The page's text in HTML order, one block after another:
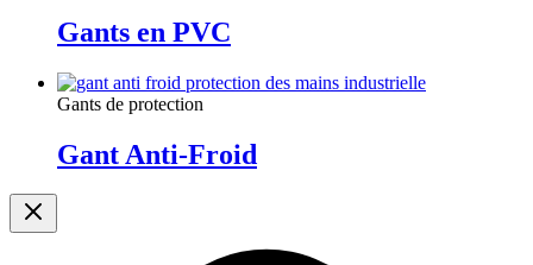
Gants en PVC
Gants de protection
Gant Anti-Froid